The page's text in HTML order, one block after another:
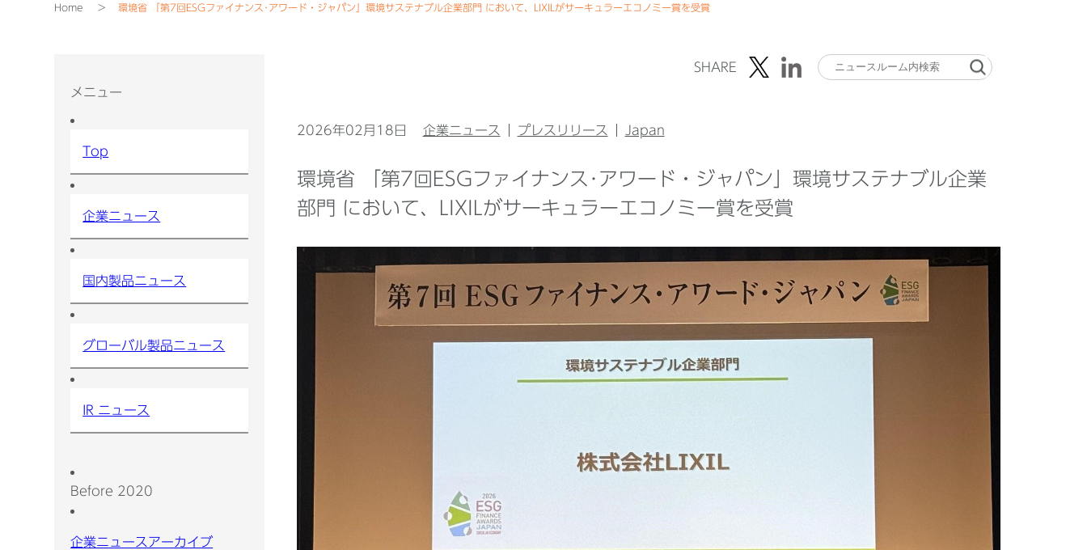
Home 環境省 「第7回ESGファイナンス･アワード・ジャパン」環境サステナブル企業部門 において、LIXILがサーキュラーエコノミー賞を受賞
メニュー
Top
企業ニュース
国内製品ニュース
グローバル製品ニュース
IR ニュース
Before 2020
企業ニュースアーカイブ
SHARE
2026年02月18日 企業ニュース プレスリリース Japan
環境省 「第7回ESGファイナンス･アワード・ジャパン」環境サステナブル企業
部門 において、LIXILがサーキュラーエコノミー賞を受賞